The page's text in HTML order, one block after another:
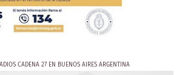
CADENA 27 EN BUENOS AIRES ARGENTINA